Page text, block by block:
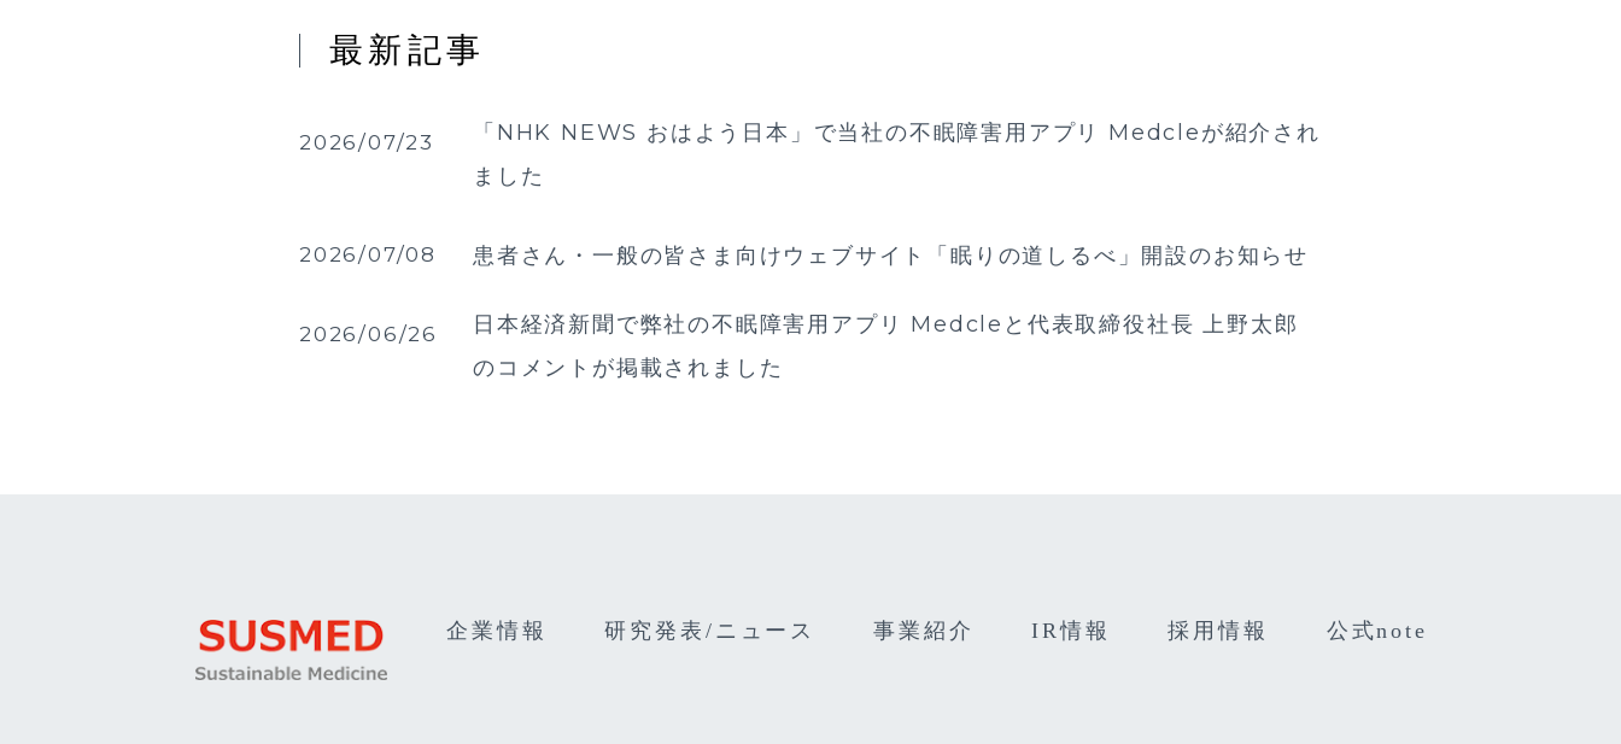
最新記事
2026/07/23
「NHK NEWS おはよう日本」で当社の不眠障害用アプリ Medcleが紹介され
ました
2026/07/08 患者さん・一般の皆さま向けウェブサイト「眠りの道しるべ」開設のお知らせ
2026/06/26
日本経済新聞で弊社の不眠障害用アプリ Medcleと代表取締役社長 上野太郎
のコメントが掲載されました
企業情報 研究発表/ニュース 事業紹介 IR情報 採用情報 公式note